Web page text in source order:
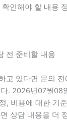
인해야 할 내용
전 준비할 내용
고 있다면 문의
. 2026년07월08
, 비용에 대한 기
상담 내용을 더